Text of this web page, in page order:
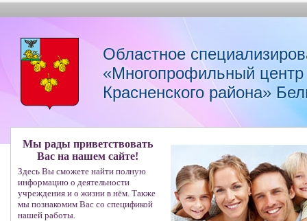
Областное
«Многопрофильный
Красненского района»
Мы рады приветствовать
Вас на нашем сайте!
Здесь Вы сможете найти полную
информацию о деятельности
учреждения и о жизни в нём. Также
мы познакомим Вас со спецификой
нашей работы.